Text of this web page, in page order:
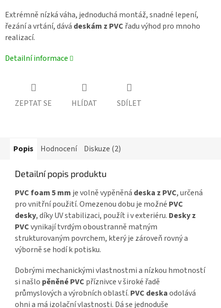
Extrémně nízká váha, jednoduchá montáž, snadné lepení,
řezání a vrtání, dává deskám z PVC řadu výhod pro mnoho
realizací.
Detailní informace
ZEPTAT SE HLÍDAT SDÍLET
Popis Hodnocení Diskuze (2)
Detailní popis produktu
PVC foam 5 mm je volně vypěněná deska z PVC, určená
pro vnitřní použití. Omezenou dobu je možné PVC
desky, díky UV stabilizaci, použít i v exteriéru. Desky z
PVCvynikají tvrdým oboustranně matným
strukturovaným povrchem, který je zároveň rovný a
výborně se hodí k potisku.
Dobrými mechanickými vlastnostmi a nízkou hmotností
si našlo pěněné PVC příznivce v široké řadě
průmyslových a výrobních oblastí. PVC deskaodolává
ohni a má izolační vlastnosti. Dá se jednoduše